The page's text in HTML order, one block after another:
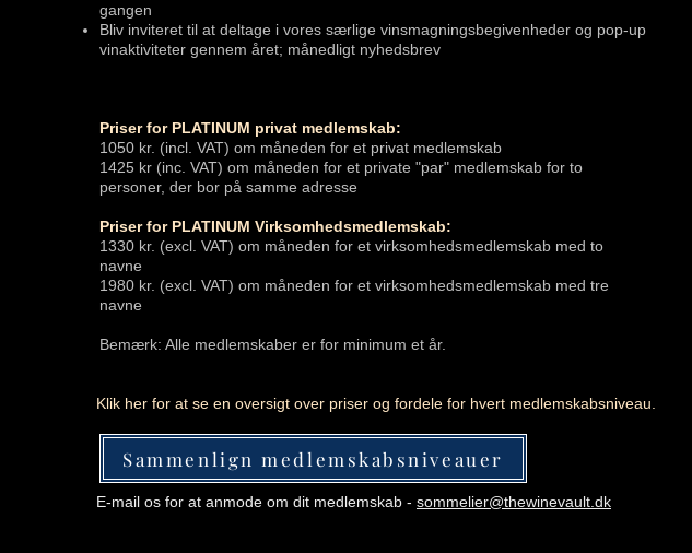
gangen
Bliv inviteret til at deltage i vores særlige vinsmagningsbegivenheder og pop-up
vinaktiviteter gennem året; månedligt nyhedsbrev
Priser for PLATINUM privat medlemskab:
1050 kr. (incl. VAT) om måneden for et privat medlemskab
1425 kr (inc. VAT) om måneden for et private "par" medlemskab for to
personer, der bor på samme adresse
Priser for PLATINUM Virksomhedsmedlemskab:
1330 kr. (excl. VAT) om måneden for et virksomhedsmedlemskab med to
navne
1980 kr. (excl. VAT) om måneden for et virksomhedsmedlemskab med tre
navne
Bemærk: Alle medlemskaber er for minimum et år.
Klik her for at se en oversigt over priser og fordele for hvert medlemskabsniveau.
E-mail os for at anmode om dit medlemskab ​ - sommelier@thewinevault.dk
Sammenlign medlemskabsniveauer